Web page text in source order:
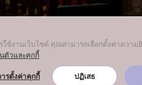
7459/
ช้งานเว็บไซต์ คุณสามารถเลือกตั้งค่าความ
ตัวและคุกกี้
ปฏิเสธ
ารตั้งค่าคุกกี้